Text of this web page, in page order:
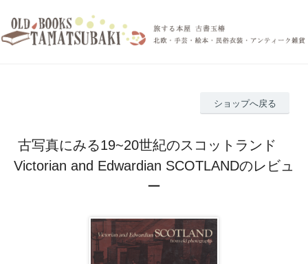
ショップへ戻る
古写真にみる19~20世紀のスコットランド
Victorian and Edwardian SCOTLANDのレビュ
ー